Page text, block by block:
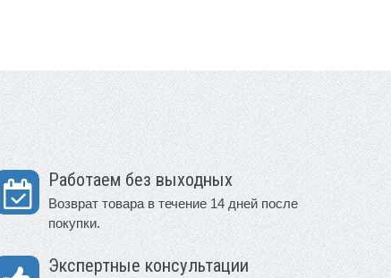
Работаем без выходных
Возврат товара в течение 14 дней после
покупки.
Экспертные консультации